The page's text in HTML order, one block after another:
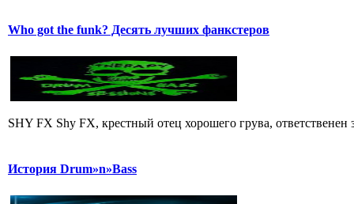
Who got the funk? Десять лучших фанкстеров
SHY FX Shy FX, крестный отец хорошего грува,
История Drum»n»Bass